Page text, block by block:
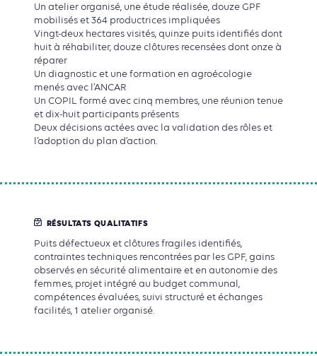
Un atelier organisé, une étude réalisée, douze GPF
mobilisés et 364 productrices impliquées
Vingt-deux hectares visités, quinze puits identifiés dont
huit à réhabiliter, douze clôtures recensées dont onze à
réparer
Un diagnostic et une formation en agroécologie
menés avec l’ANCAR
Un COPIL formé avec cinq membres, une réunion tenue
et dix-huit participants présents
Deux décisions actées avec la validation des rôles et
l’adoption du plan d’action.
RÉSULTATS QUALITATIFS
Puits défectueux et clôtures fragiles identifiés,
contraintes techniques rencontrées par les GPF, gains
observés en sécurité alimentaire et en autonomie des
femmes, projet intégré au budget communal,
compétences évaluées, suivi structuré et échanges
facilités, 1 atelier organisé.